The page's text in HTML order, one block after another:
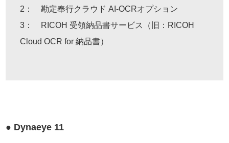
2： 勘定奉行クラウド AI-OCRオプション
3： RICOH 受領納品書サービス（旧：RICOH
Cloud OCR for 納品書）
● Dynaeye 11